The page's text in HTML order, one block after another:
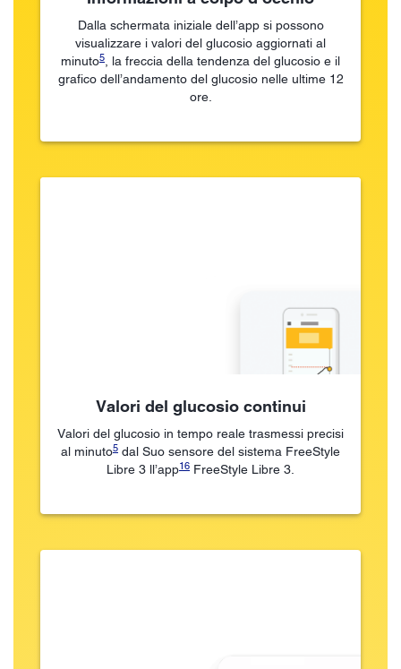
Dalla schermata iniziale dell’app si possono
visualizzare i valori del glucosio aggiornati al
minuto5 , la freccia della tendenza del glucosio e il
grafico dell’andamento del glucosio nelle ultime 12
ore.
Valori del glucosio continui
Valori del glucosio in tempo reale trasmessi precisi
al minuto5 dal Suo sensore del sistema FreeStyle
Libre 3 ll’app16 FreeStyle Libre 3.